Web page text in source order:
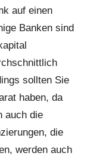
auf einen
Banken sind
sollten Sie
haben, da
auch die
die
werden auch